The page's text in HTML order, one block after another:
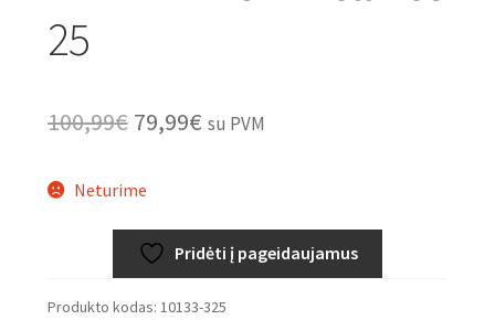
25
100,99€ Original
was:
100,99€.
79,99€Current
79,99€.
su PVM
Neturime
Pridėti į pageidaujamus
Produkto kodas: 10133-325